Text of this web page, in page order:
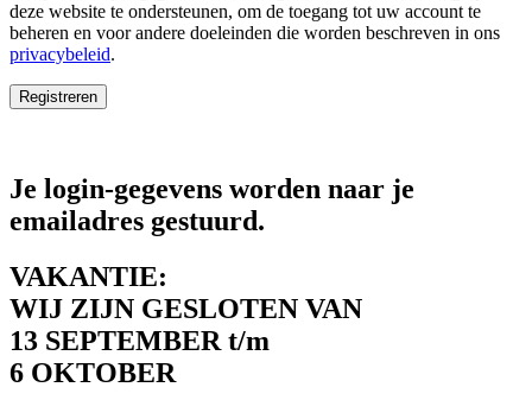
deze website te ondersteunen, om de toegang tot uw account te
beheren en voor andere doeleinden die worden beschreven in ons
privacybeleid.
Registreren
Je login-gegevens worden naar je
emailadres gestuurd.
VAKANTIE:
WIJ ZIJN GESLOTEN VAN
13 SEPTEMBER t/m
6 OKTOBER